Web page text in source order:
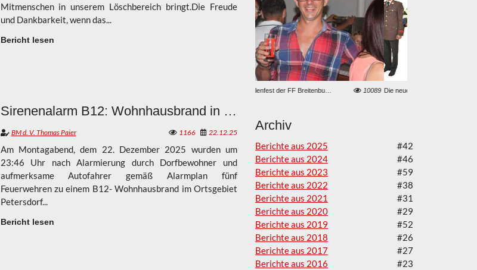
Mitmenschen in unserem Löschbereich bringt.Die Freude
und Dankbarkeit, wenn das...
Bericht lesen
Sirenenalarm B12: Wohnhausbrand in Petersdorf II, 8323 St. Marein bei Graz-Zusammenarbeit über die Abschnittsgrenzen verhinderte größere Schäden
BM d. V. Thomas Paier 1166 22.12.25
Am Montagabend, dem 22. Dezember 2025 wurden um
23:46 Uhr nach Alarmierung durch Dorfbewohner und
aufmerksame Autofahrer gemäß Alarmplan fünf
Feuerwehren zu einem B12- Wohnhausbrand im Ortsgebiet
Petersdorf...
Bericht lesen
Die neue Dienstbekleidung Modell „LFV Steiermark - Uniformierung 2021“ 8584
Archiv
Berichte aus 2025
#42
Berichte aus 2024
#46
Berichte aus 2023
#59
Berichte aus 2022
#38
Berichte aus 2021
#31
Berichte aus 2020
#29
Berichte aus 2019
#52
Berichte aus 2018
#26
Berichte aus 2017
#27
Berichte aus 2016
#23